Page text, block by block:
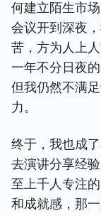
何建立陌生市
会议开到深夜
苦，方为人上
一年不分日夜
但我仍然不满
力。
终于，我也成
去演讲分享经
至上千人专注
和成就感，那